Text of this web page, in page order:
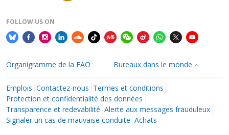
FOLLOW US ON
Organigramme de la FAO Bureaux dans le monde
Emplois Contactez-nous Termes et conditions
Protection et confidentialité des données
Transparence et redevabilité Alerte aux messages frauduleux
Signaler un cas de mauvaise conduite Achats